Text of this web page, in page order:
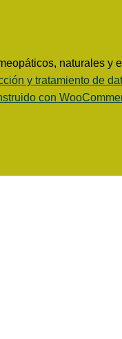
naturales y
y tratamiento de
con